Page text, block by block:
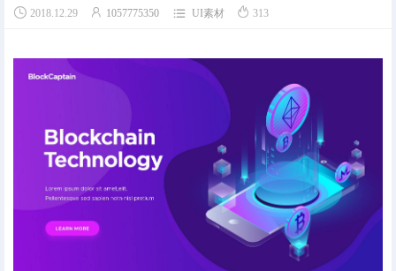
UI素材
元素
样机素材 UI素材
UI素材 样机素材 用户中心
用户中心
 2018.12.29  1057775350  UI素材  313